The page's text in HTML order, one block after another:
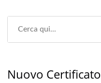
Nuovo Certificato